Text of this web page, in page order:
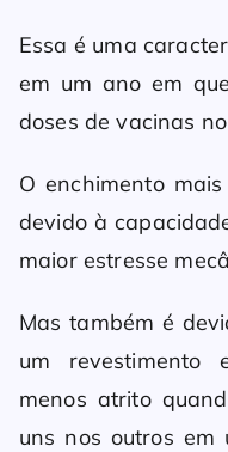
Essa é uma
em um ano em
doses de vacinas
O enchimento
devido à
maior estresse
Mas também é
um revestimento
menos atrito
uns nos outros em